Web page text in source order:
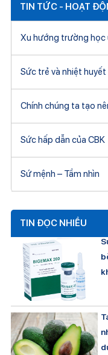
TIN TỨC - HOẠT
Xu hướng trường
Sức trẻ và nhiệt
Chính chúng ta tạo
Sức hấp dẫn của CBK
Sứ mệnh – Tầm nhìn
TIN ĐỌC NHIỀU